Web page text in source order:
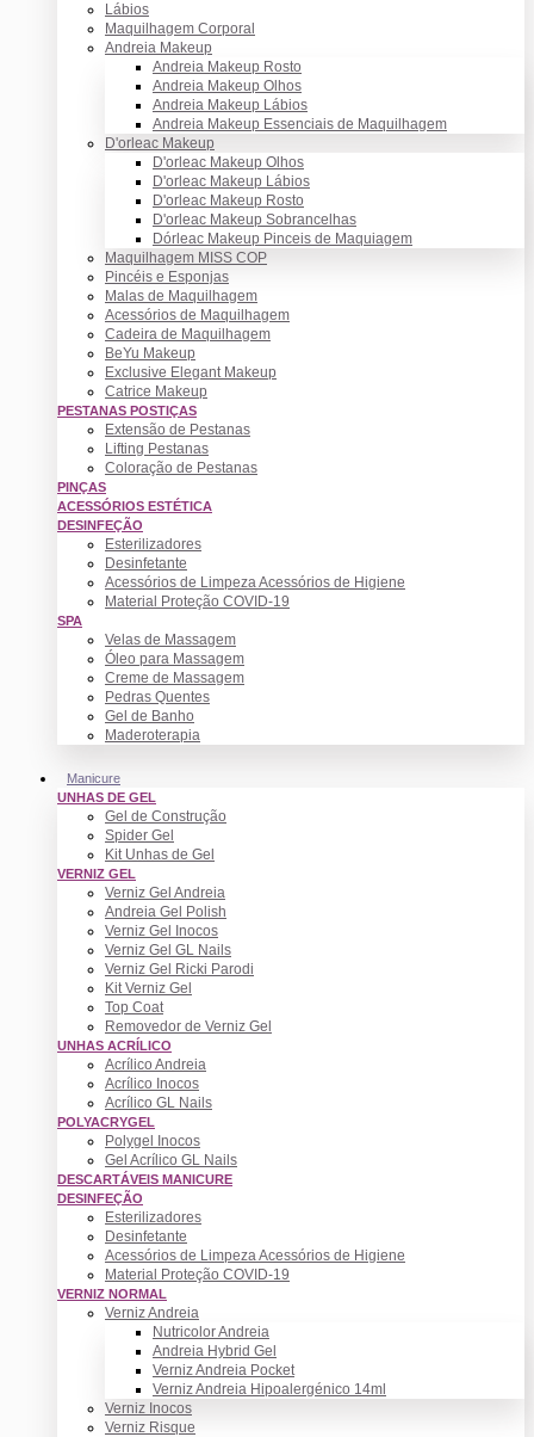
Lábios
Maquilhagem Corporal
Andreia Makeup
Andreia Makeup Rosto
Andreia Makeup Olhos
Andreia Makeup Lábios
Andreia Makeup Essenciais de Maquilhagem
D'orleac Makeup
D'orleac Makeup Olhos
D'orleac Makeup Lábios
D'orleac Makeup Rosto
D'orleac Makeup Sobrancelhas
Dórleac Makeup Pinceis de Maquiagem
Maquilhagem MISS COP
Pincéis e Esponjas
Malas de Maquilhagem
Acessórios de Maquilhagem
Cadeira de Maquilhagem
BeYu Makeup
Exclusive Elegant Makeup
Catrice Makeup
PESTANAS POSTIÇAS
Extensão de Pestanas
Lifting Pestanas
Coloração de Pestanas
PINÇAS
ACESSÓRIOS ESTÉTICA
DESINFEÇÃO
Esterilizadores
Desinfetante
Acessórios de Limpeza Acessórios de Higiene
Material Proteção COVID-19
SPA
Velas de Massagem
Óleo para Massagem
Creme de Massagem
Pedras Quentes
Gel de Banho
Maderoterapia
Manicure
UNHAS DE GEL
Gel de Construção
Spider Gel
Kit Unhas de Gel
VERNIZ GEL
Verniz Gel Andreia
Andreia Gel Polish
Verniz Gel Inocos
Verniz Gel GL Nails
Verniz Gel Ricki Parodi
Kit Verniz Gel
Top Coat
Removedor de Verniz Gel
UNHAS ACRÍLICO
Acrílico Andreia
Acrílico Inocos
Acrílico GL Nails
POLYACRYGEL
Polygel Inocos
Gel Acrílico GL Nails
DESCARTÁVEIS MANICURE
DESINFEÇÃO
Esterilizadores
Desinfetante
Acessórios de Limpeza Acessórios de Higiene
Material Proteção COVID-19
VERNIZ NORMAL
Verniz Andreia
Nutricolor Andreia
Andreia Hybrid Gel
Verniz Andreia Pocket
Verniz Andreia Hipoalergénico 14ml
Verniz Inocos
Verniz Risque